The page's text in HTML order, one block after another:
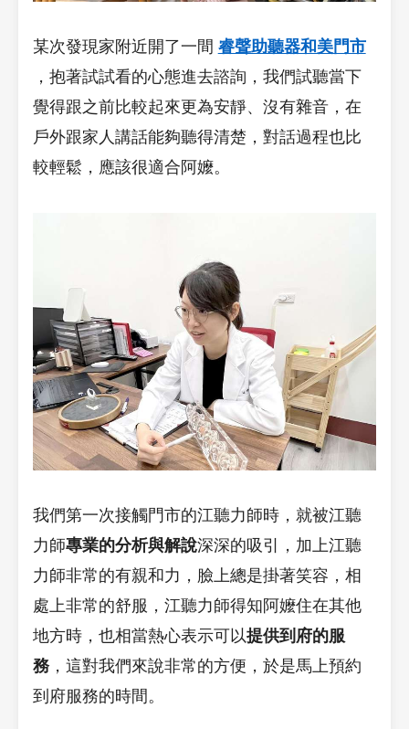
某次發現家附近開了一間 睿聲助聽器和美門市
，抱著試試看的心態進去諮詢，我們試聽當下
覺得跟之前比較起來更為安靜、沒有雜音，在
戶外跟家人講話能夠聽得清楚，對話過程也比
較輕鬆，應該很適合阿嬤。
我們第一次接觸門市的江聽力師時，就被江聽
力師專業的分析與解說深深的吸引，加上江聽
力師非常的有親和力，臉上總是掛著笑容，相
處上非常的舒服，江聽力師得知阿嬤住在其他
地方時，也相當熱心表示可以提供到府的服
務，這對我們來說非常的方便，於是馬上預約
到府服務的時間。